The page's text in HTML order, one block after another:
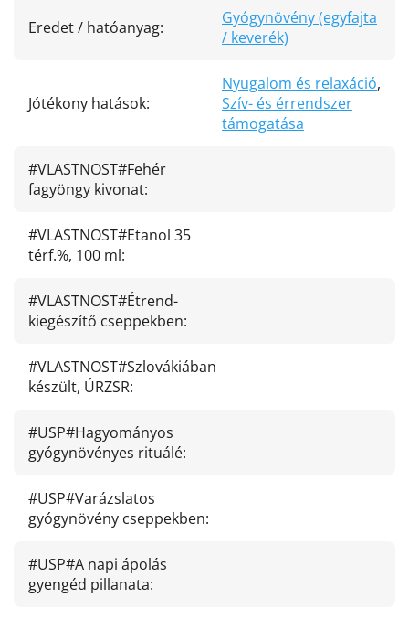
Eredet / hatóanyag:
Gyógynövény (egyfajta
/ keverék)
Jótékony hatások:
Nyugalom és relaxáció,
Szív- és érrendszer
támogatása
#VLASTNOST#Fehér
fagyöngy kivonat:
#VLASTNOST#Etanol 35
térf.%, 100 ml:
#VLASTNOST#Étrend-
kiegészítő cseppekben:
#VLASTNOST#Szlovákiában
készült, ÚRZSR:
#USP#Hagyományos
gyógynövényes rituálé:
#USP#Varázslatos
gyógynövény cseppekben:
#USP#A napi ápolás
gyengéd pillanata: